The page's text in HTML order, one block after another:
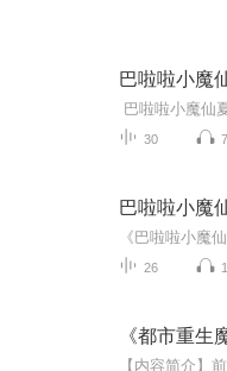
巴啦啦小魔
30
巴啦啦小魔
26
《都市重生